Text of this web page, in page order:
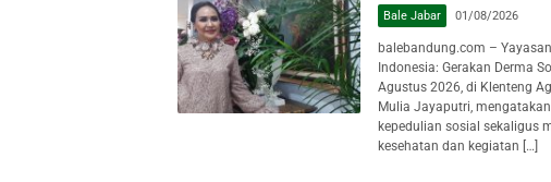
Bale Jabar 01/08/2026
balebandung.com –
Indonesia: Gerakan Derma
Agustus 2026, di Klenteng
Mulia Jayaputri,
kepedulian sosial sekaligus
kesehatan dan kegiatan […]